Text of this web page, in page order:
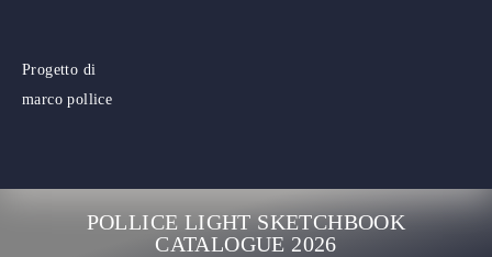
Progetto di
marco pollice
POLLICE LIGHT SKETCHBOOK
CATALOGUE 2026